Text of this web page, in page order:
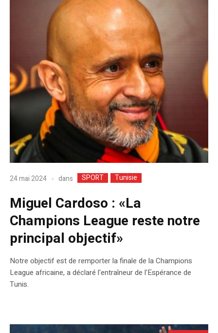
24 mai 2024 dans SPORT Tunisie
Miguel Cardoso : «La
Champions League reste notre
principal objectif»
Notre objectif est de remporter la finale de la Champions
League africaine, a déclaré l'entraîneur de l'Espérance de
Tunis.